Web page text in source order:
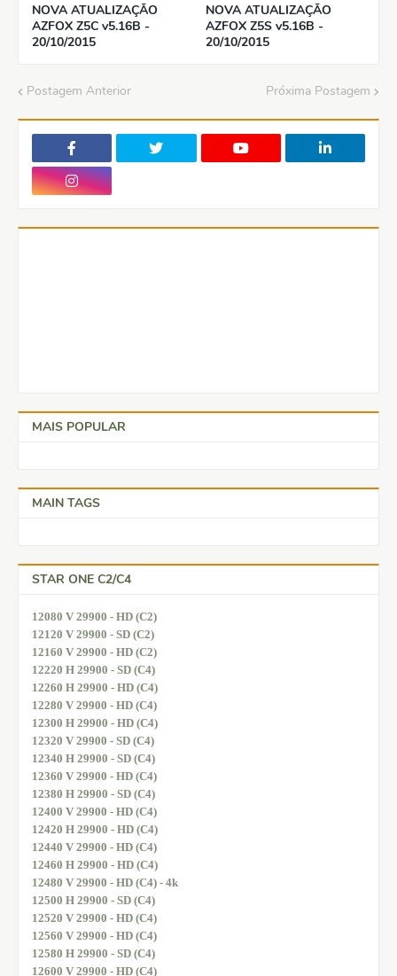
NOVA ATUALIZAÇÃO
AZFOX Z5C v5.16B -
20/10/2015
NOVA ATUALIZAÇÃO
AZFOX Z5S v5.16B -
20/10/2015
Postagem Anterior Próxima Postagem
MAIS POPULAR
MAIN TAGS
STAR ONE C2/C4
12080 V 29900 - HD (C2)
12120 V 29900 - SD (C2)
12160 V 29900 - HD (C2)
12220 H 29900 - SD (C4)
12260 H 29900 - HD (C4)
12280 V 29900 - HD (C4)
12300 H 29900 - HD (C4)
12320 V 29900 - SD (C4)
12340 H 29900 - SD (C4)
12360 V 29900 - HD (C4)
12380 H 29900 - SD (C4)
12400 V 29900 - HD (C4)
12420 H 29900 - HD (C4)
12440 V 29900 - HD (C4)
12460 H 29900 - HD (C4)
12480 V 29900 - HD (C4) - 4k
12500 H 29900 - SD (C4)
12520 V 29900 - HD (C4)
12560 V 29900 - HD (C4)
12580 H 29900 - SD (C4)
12600 V 29900 - HD (C4)